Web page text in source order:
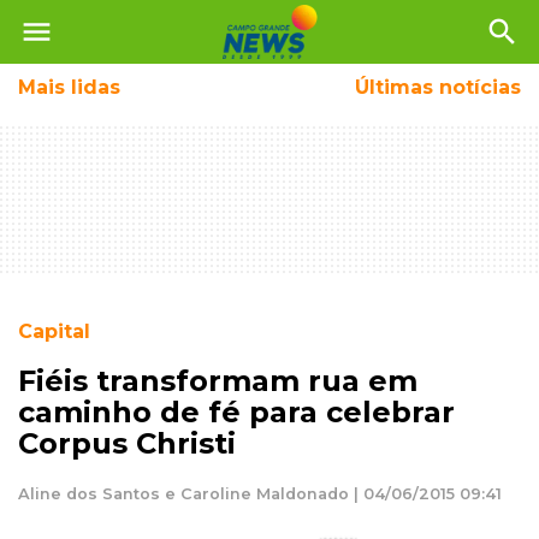
menu search
Mais lidas Últimas notícias
Capital
Fiéis transformam rua em
caminho de fé para celebrar
Corpus Christi
Aline dos Santos e Caroline Maldonado | 04/06/2015 09:41